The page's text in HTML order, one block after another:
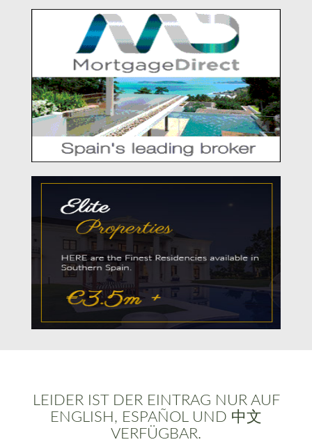
LEIDER IST DER EINTRAG NUR AUF
ENGLISH, ESPAÑOL UND 中文
VERFÜGBAR.